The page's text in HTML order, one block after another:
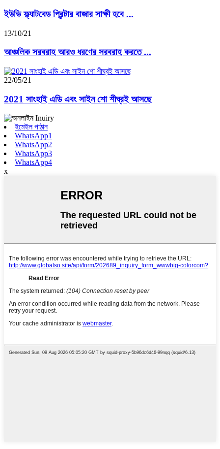
ইউভি ফ্ল্যাটবেড প্রিন্টার বাজার সাক্ষী হবে ...
13/10/21
আঞ্চলিক সরবরাহ আরও ধরণের সরবরাহ করতে ...
22/05/21
2021 সাংহাই এডি এবং সাইন শো শীঘ্রই আসছে
ইমেইল পাঠান
WhatsApp1
WhatsApp2
WhatsApp3
WhatsApp4
x